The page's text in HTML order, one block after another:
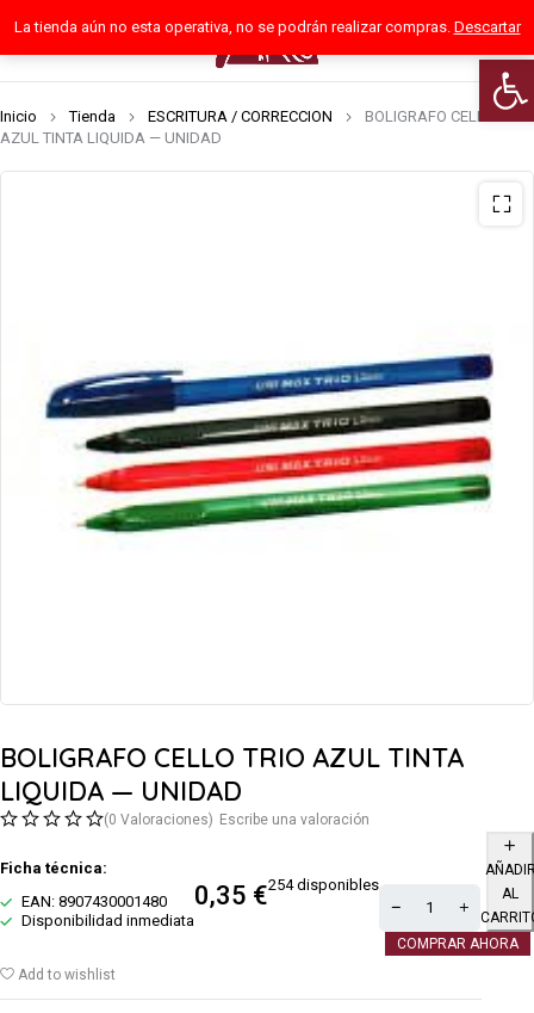
La tienda aún no esta operativa, no se podrán realizar compras. Descartar
0
Inicio Tienda ESCRITURA / CORRECCION
BOLIGRAFO CELLO TRIO
AZUL TINTA LIQUIDA — UNIDAD
BOLIGRAFO CELLO TRIO AZUL TINTA
LIQUIDA — UNIDAD
(0 Valoraciones) Escribe una valoración
Ficha técnica:
EAN: 8907430001480
Disponibilidad inmediata
0,35 €254 disponibles
AL
COMPRAR AHORA
Add to wishlist